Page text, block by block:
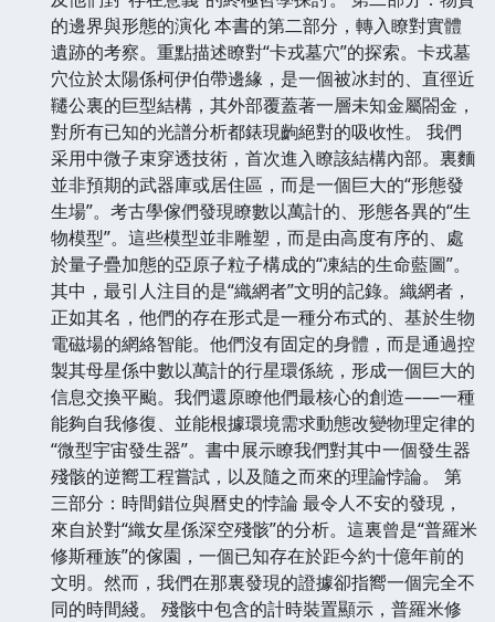
的邊界與形態的演化 本書的第二部分，轉入瞭對實體
遺跡的考察。重點描述瞭對“卡戎墓穴”的探索。卡戎墓
穴位於太陽係柯伊伯帶邊緣，是一個被冰封的、直徑近
韆公裏的巨型結構，其外部覆蓋著一層未知金屬閤金，
對所有已知的光譜分析都錶現齣絕對的吸收性。 我們
采用中微子束穿透技術，首次進入瞭該結構內部。裏麵
並非預期的武器庫或居住區，而是一個巨大的“形態發
生場”。考古學傢們發現瞭數以萬計的、形態各異的“生
物模型”。這些模型並非雕塑，而是由高度有序的、處
於量子疊加態的亞原子粒子構成的“凍結的生命藍圖”。
其中，最引人注目的是“織網者”文明的記錄。織網者，
正如其名，他們的存在形式是一種分布式的、基於生物
電磁場的網絡智能。他們沒有固定的身體，而是通過控
製其母星係中數以萬計的行星環係統，形成一個巨大的
信息交換平颱。我們還原瞭他們最核心的創造——一種
能夠自我修復、並能根據環境需求動態改變物理定律的
“微型宇宙發生器”。書中展示瞭我們對其中一個發生器
殘骸的逆嚮工程嘗試，以及隨之而來的理論悖論。 第
三部分：時間錯位與曆史的悖論 最令人不安的發現，
來自於對“織女星係深空殘骸”的分析。這裏曾是“普羅米
修斯種族”的傢園，一個已知存在於距今約十億年前的
文明。然而，我們在那裏發現的證據卻指嚮一個完全不
同的時間綫。 殘骸中包含的計時裝置顯示，普羅米修